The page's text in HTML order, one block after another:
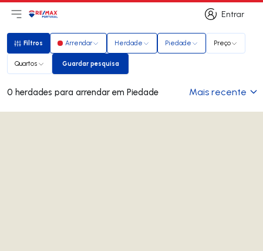
Entrar
Entrar
Abri menu principal
LogoIr para página inicial
Filtros
Filtros Arrendar Herdade Piedade Preço
Quartos Guardar pesquisa
Guardar pesquisa
0 herdades para arrendar em Piedade Mais recente